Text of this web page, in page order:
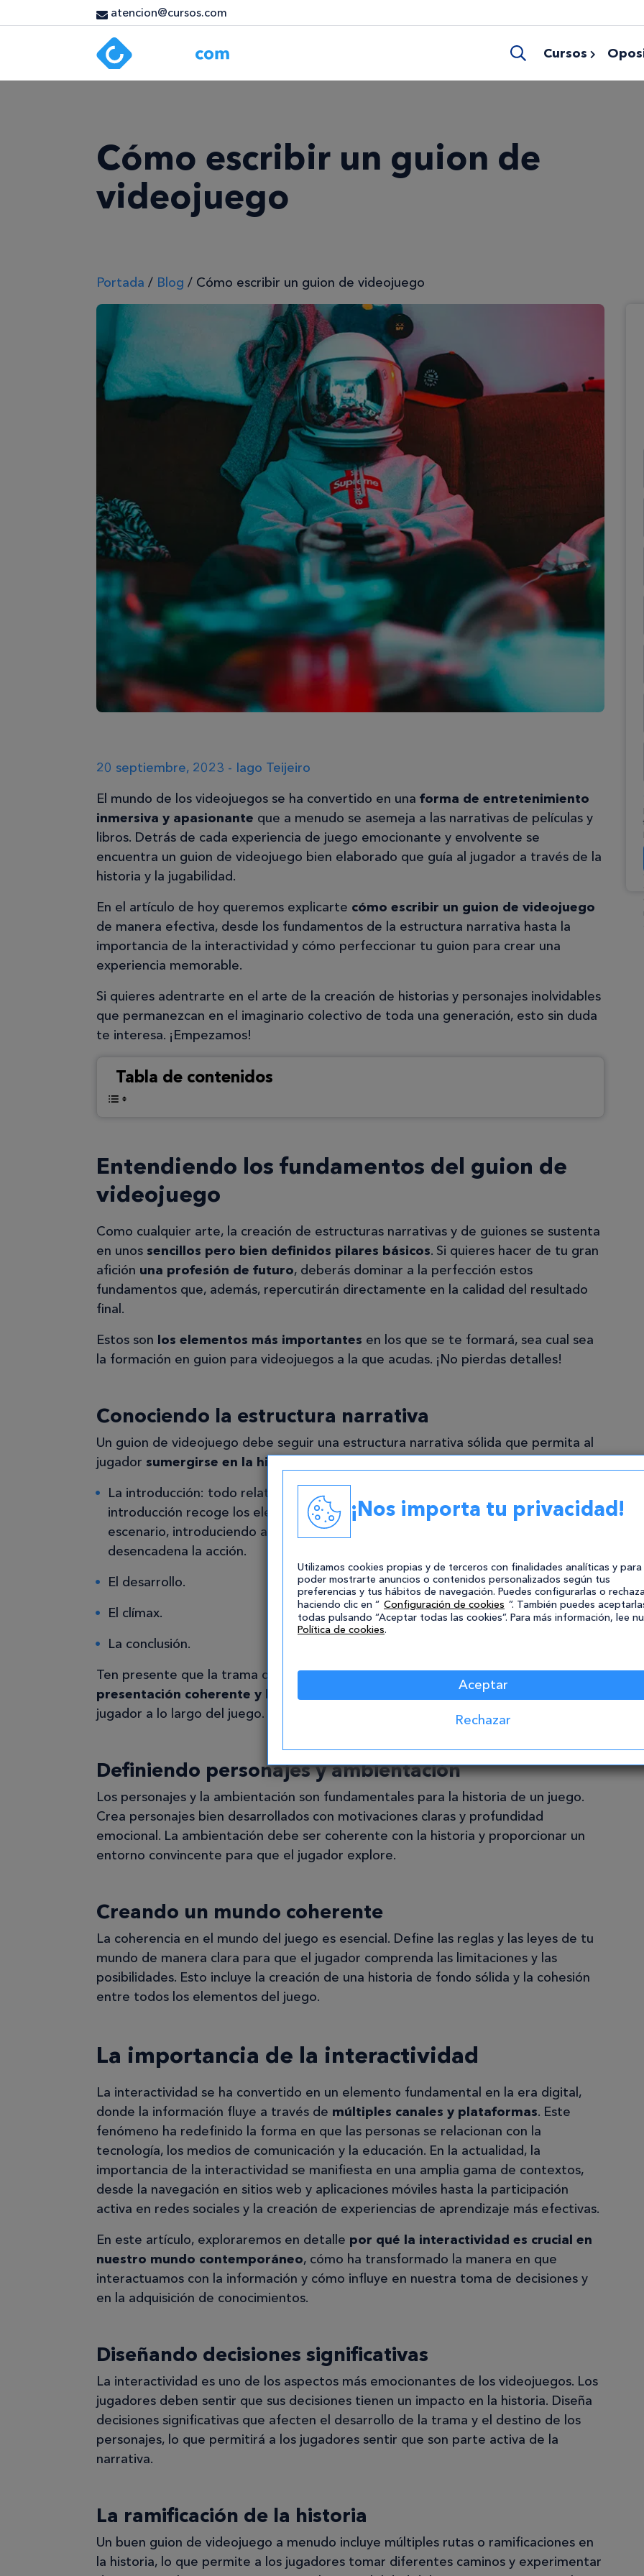
atencion@cursos.com
Cursos
Cómo escribir un guion de
videojuego
Portada / Blog / Cómo escribir un guion de videojuego
20 septiembre, 2023 - Iago Teijeiro
El mundo de los videojuegos se ha convertido en una forma de entretenimiento
inmersiva y apasionante que a menudo se asemeja a las narrativas de películas y
libros. Detrás de cada experiencia de juego emocionante y envolvente se
encuentra un guion de videojuego bien elaborado que guía al jugador a través de la
historia y la jugabilidad.
En el artículo de hoy queremos explicarte cómo escribir un guion de videojuego
de manera efectiva, desde los fundamentos de la estructura narrativa hasta la
importancia de la interactividad y cómo perfeccionar tu guion para crear una
experiencia memorable.
Si quieres adentrarte en el arte de la creación de historias y personajes inolvidables
que permanezcan en el imaginario colectivo de toda una generación, esto sin duda
te interesa. ¡Empezamos!
Tabla de contenidos
Entendiendo los fundamentos del guion de
videojuego
Como cualquier arte, la creación de estructuras narrativas y de guiones se sustenta
en unos sencillos pero bien definidos pilares básicos. Si quieres hacer de tu gran
afición una profesión de futuro, deberás dominar a la perfección estos
fundamentos que, además, repercutirán directamente en la calidad del resultado
final.
Estos son los elementos más importantes en los que se te formará, sea cual sea
la formación en guion para videojuegos a la que acudas. ¡No pierdas detalles!
Conociendo la estructura narrativa
Un guion de videojuego debe seguir una estructura narrativa sólida que permita al
jugador sumergirse en la historia
La introducción: todo relato tiene que empezar de alguna manera. La
introducción recoge los elementos esenciales de la historia, estableciendo el
escenario, introduciendo a los personajes principales y planteando el conflicto que
desencadena la acción.
El desarrollo.
El clímax.
La conclusión.
Ten presente que la trama debe, en la mayoría de casos, mantener una
presentación coherente y lógica
, de tal manera que se mantenga el interés del
jugador a lo largo del juego.
Definiendo personajes y ambientación
Los personajes y la ambientación son fundamentales para la historia de un juego.
Crea personajes bien desarrollados con motivaciones claras y profundidad
emocional. La ambientación debe ser coherente con la historia y proporcionar un
entorno convincente para que el jugador explore.
Creando un mundo coherente
La coherencia en el mundo del juego es esencial. Define las reglas y las leyes de tu
mundo de manera clara para que el jugador comprenda las limitaciones y las
posibilidades. Esto incluye la creación de una historia de fondo sólida y la cohesión
entre todos los elementos del juego.
La importancia de la interactividad
La interactividad se ha convertido en un elemento fundamental en la era digital,
donde la información fluye a través de múltiples canales y plataformas. Este
fenómeno ha redefinido la forma en que las personas se relacionan con la
tecnología, los medios de comunicación y la educación. En la actualidad, la
importancia de la interactividad se manifiesta en una amplia gama de contextos,
desde la navegación en sitios web y aplicaciones móviles hasta la participación
activa en redes sociales y la creación de experiencias de aprendizaje más efectivas.
En este artículo, exploraremos en detalle por qué la interactividad es crucial en
nuestro mundo contemporáneo, cómo ha transformado la manera en que
interactuamos con la información y cómo influye en nuestra toma de decisiones y
en la adquisición de conocimientos.
Diseñando decisiones significativas
La interactividad es uno de los aspectos más emocionantes de los videojuegos. Los
jugadores deben sentir que sus decisiones tienen un impacto en la historia. Diseña
decisiones significativas que afecten el desarrollo de la trama y el destino de los
personajes, lo que permitirá a los jugadores sentir que son parte activa de la
narrativa.
La ramificación de la historia
Un buen guion de videojuego a menudo incluye múltiples rutas o ramificaciones en
la historia, lo que permite a los jugadores tomar diferentes caminos y experimentar
¡Nos importa tu privacidad!
Utilizamos cookies propias y de terceros con finalidades analíticas y para
poder mostrarte anuncios o contenidos personalizados según tus
preferencias y tus hábitos de navegación. Puedes configurarlas o
haciendo clic en “ Configuración de cookies ”. También puedes
todas pulsando “Aceptar todas las cookies”. Para más información, lee
Política de cookies.
Aceptar
Rechazar